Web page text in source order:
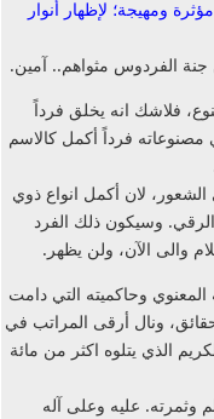
ومهيجة؛ لإظهار أنوار
جنة الفردوس مثواهم.. آمين.
فلاشك انه يخلق فرداً
مصنوعاته فرداً أكمل كالاسم
لان أكمل انواع ذوي
الرقي. وسيكون ذلك الفرد
والى الآن، ولن يظهر.
وحاكميته التي دامت
ونال أرقى المراتب في
الذي يتلوه اكثر من مائة
وثمرته. عليه وعلى آله